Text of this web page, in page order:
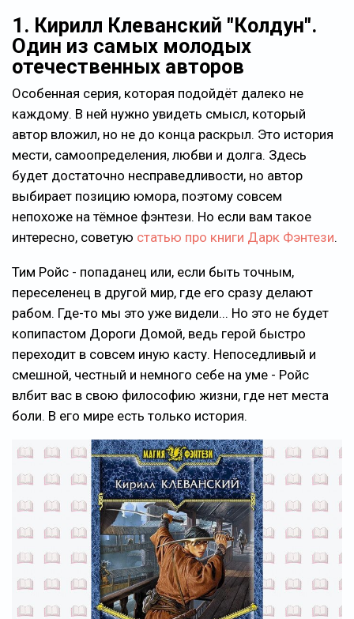
1. Кирилл Клеванский "Колдун".
Один из самых молодых
отечественных авторов
Особенная серия, которая подойдёт далеко не
каждому. В ней нужно увидеть смысл, который
автор вложил, но не до конца раскрыл. Это история
мести, самоопределения, любви и долга. Здесь
будет достаточно несправедливости, но автор
выбирает позицию юмора, поэтому совсем
непохоже на тёмное фэнтези. Но если вам такое
интересно, советую статью про книги Дарк Фэнтези.
Тим Ройс - попаданец или, если быть точным,
переселенец в другой мир, где его сразу делают
рабом. Где-то мы это уже видели... Но это не будет
копипастом Дороги Домой, ведь герой быстро
переходит в совсем иную касту. Непоседливый и
смешной, честный и немного себе на уме - Ройс
влбит вас в свою философию жизни, где нет места
боли. В его мире есть только история.